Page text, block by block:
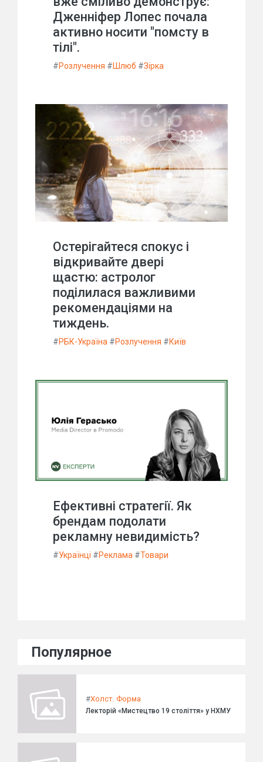
Дженніфер Лопес почала
активно носити "помсту в
тілі".
#Розлучення #Шлюб #Зірка
Остерігайтеся спокус і
відкривайте двері
щастю: астролог
поділилася важливими
рекомендаціями на
тиждень.
#РБК-Україна #Розлучення #Київ
Ефективні стратегії. Як
брендам подолати
рекламну невидимість?
#Українці #Реклама #Товари
Популярное
#Холст. Форма
Лекторій «Мистецтво 19 століття» у НХМУ